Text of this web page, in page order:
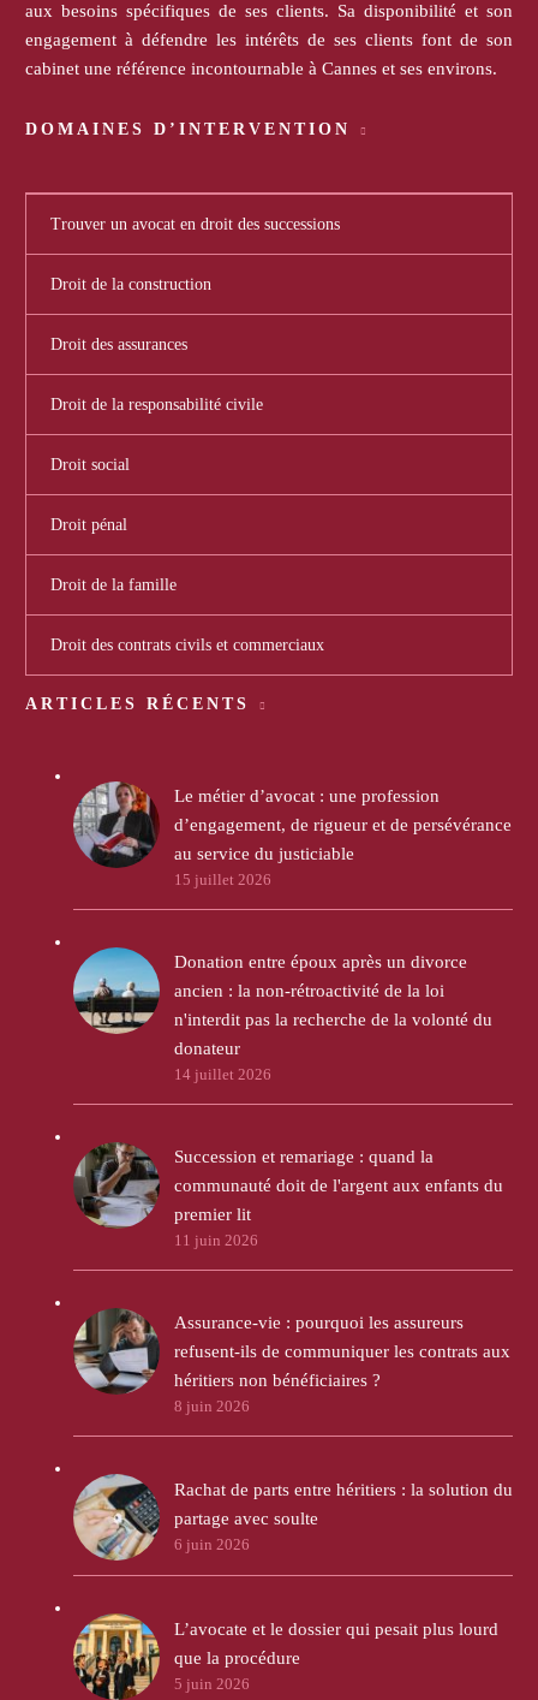
aux besoins spécifiques de ses clients. Sa disponibilité et son
engagement à défendre les intérêts de ses clients font de son
cabinet une référence incontournable à Cannes et ses environs.
DOMAINES D’INTERVENTION
Trouver un avocat en droit des successions
Droit de la construction
Droit des assurances
Droit de la responsabilité civile
Droit social
Droit pénal
Droit de la famille
Droit des contrats civils et commerciaux
ARTICLES RÉCENTS
Le métier d’avocat : une profession
d’engagement, de rigueur et de persévérance
au service du justiciable
15 juillet 2026
Donation entre époux après un divorce
ancien : la non-rétroactivité de la loi
n'interdit pas la recherche de la volonté du
donateur
14 juillet 2026
Succession et remariage : quand la
communauté doit de l'argent aux enfants du
premier lit
11 juin 2026
Assurance-vie : pourquoi les assureurs
refusent-ils de communiquer les contrats aux
héritiers non bénéficiaires ?
8 juin 2026
Rachat de parts entre héritiers : la solution du
partage avec soulte
6 juin 2026
L’avocate et le dossier qui pesait plus lourd
que la procédure
5 juin 2026